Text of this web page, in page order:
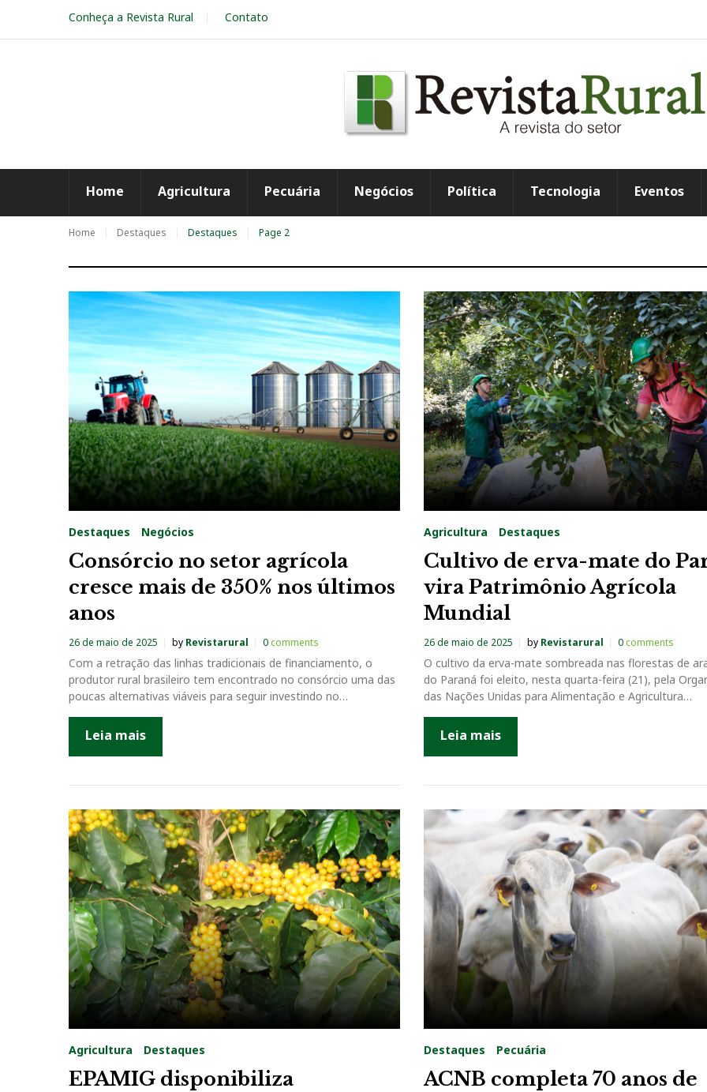
i
e
Conheça a Revista Rural Contato
Home Agricultura Pecuária Negócios Política Tecnologia Eventos
Home Destaques Destaques Page 2
C
a
t
e
g
o
r
i
a
:
D
e
s
t
a
q
u
e
s
Destaques Negócios
Consórcio no setor agrícola
cresce mais de 350% nos últimos
anos
26 de maio de 2025 by Revistarural 0comments
Com a retração das linhas tradicionais de financiamento, o
produtor rural brasileiro tem encontrado no consórcio uma das
poucas alternativas viáveis para seguir investindo no…
Leia mais
Agricultura Destaques
Cultivo de erva-mate do
vira Patrimônio Agrícola
Mundial
26 de maio de 2025 by Revistarural 0comments
O cultivo da erva-mate sombreada nas florestas de
do Paraná foi eleito, nesta quarta-feira (21), pela
das Nações Unidas para Alimentação e Agricultura…
Leia mais
Agricultura Destaques
EPAMIG disponibiliza
Destaques Pecuária
ACNB completa 70 anos de